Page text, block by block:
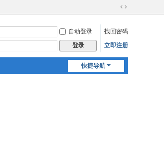
切
到
宽
自动登录
找回密码
登录 立即注册
快捷导航